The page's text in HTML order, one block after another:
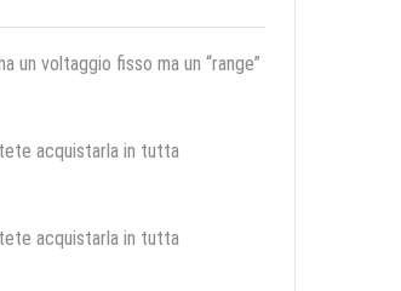
voltaggio fisso ma un “range”
acquistarla in tutta
acquistarla in tutta